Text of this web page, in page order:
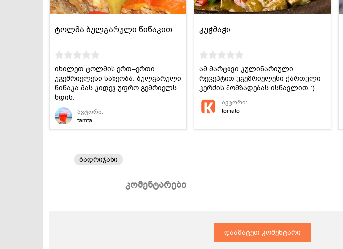
ტოლმა ბულგარული წიწაკით
იხილეთ ტოლმის ერთ–ერთი
უგემრიელესი სახეობა. ბულგარული
წიწაკა მას კიდევ უფრო გემრიელს
ხდის.
ავტორი:
tamta
კუჭმაჭი
ამ მარტივი კულინარიული
რეცეპტით უგემრიელესი ქართული
კერძის მომზადებას ისწავლით :)
ავტორი:
tomato
ბადრიჯანი
კომენტარები
დაამატეთ კომენტარი